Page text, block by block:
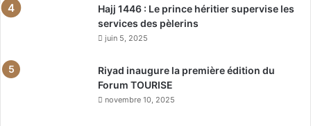
Hajj 1446 : Le prince héritier supervise les
services des pèlerins
juin 5, 2025
Riyad inaugure la première édition du
Forum TOURISE
novembre 10, 2025